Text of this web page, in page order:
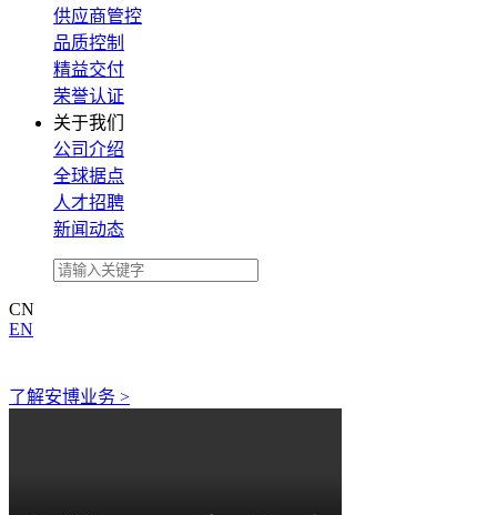
供应商管控
品质控制
精益交付
荣誉认证
关于我们
公司介绍
全球据点
人才招聘
新闻动态
CN
EN
了解安博业务 >